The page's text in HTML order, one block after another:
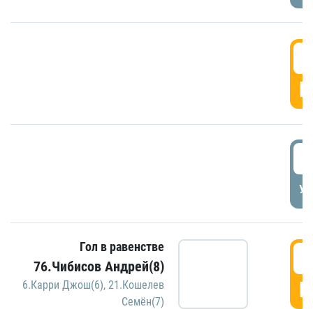
Гол в равенстве
76.Чибисов Андрей(8)
6.Карри Джош(6), 21.Кошелев
Семён(7)